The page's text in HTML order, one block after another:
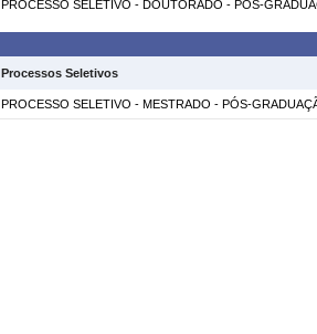
PROCESSO SELETIVO - DOUTORADO - PÓS-
Processos Seletivos
PROCESSO SELETIVO - MESTRADO - PÓS-